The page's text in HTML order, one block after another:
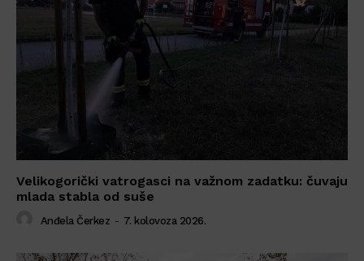
Velikogorički vatrogasci na važnom zadatku: čuvaju
mlada stabla od suše
Anđela Čerkez - 7. kolovoza 2026.